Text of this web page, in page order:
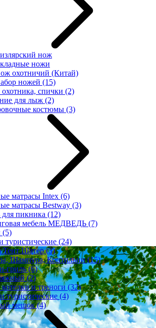
нож
ножи
охотничий (Китай)
ножей (15)
спички (2)
для лыж (2)
костюмы (3)
матрасы Intex (6)
матрасы Bestway (3)
пикника (12)
мебель МЕДВЕДЬ (7)
(5)
туристические (24)
Тент Шатер(3)
Шампура, Коптильни(15)
гриль(6)
(2)
и треноги (32)
туристические (4)
мешок(4)